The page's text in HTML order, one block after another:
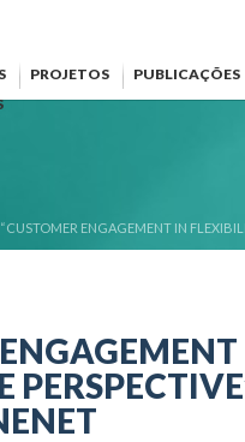
PROJETOS
PUBLICAÇÕES
“CUSTOMER ENGAGEMENT IN